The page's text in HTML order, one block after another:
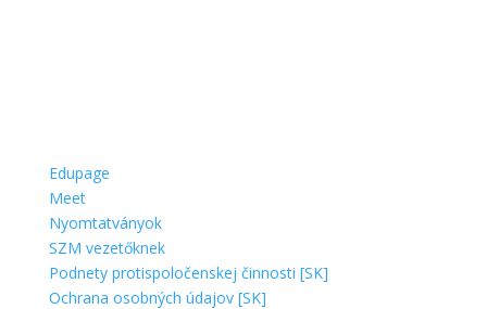
Edupage
Meet
Nyomtatványok
SZM vezetőknek
Podnety protispoločenskej činnosti [SK]
Ochrana osobných údajov [SK]